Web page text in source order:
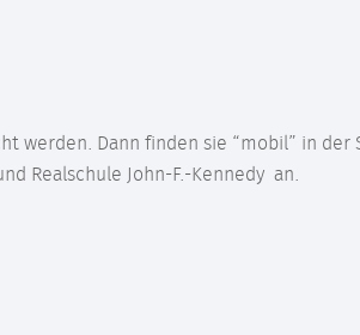
werden. Dann finden sie “mobil” in der
Realschule John-F.-Kennedy an.